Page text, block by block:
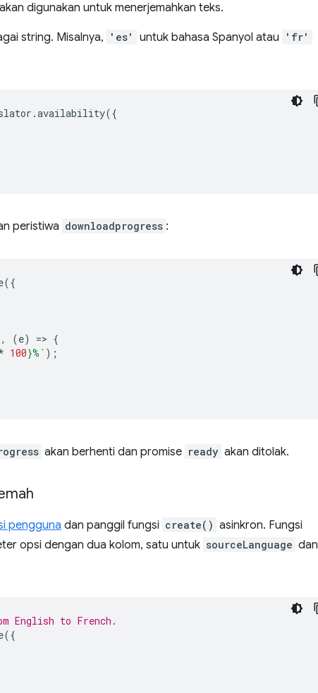
digunakan untuk menerjemahkan teks.
string. Misalnya, 'es' untuk bahasa Spanyol atau 'fr'
.availability({
peristiwa downloadprogress :
({
, (e) => {
100}%` );
akan berhenti dan promise ready akan ditolak.
pengguna dan panggil fungsi create() asinkron. Fungsi
opsi dengan dua kolom, satu untuk sourceLanguage dan
English to French.
({